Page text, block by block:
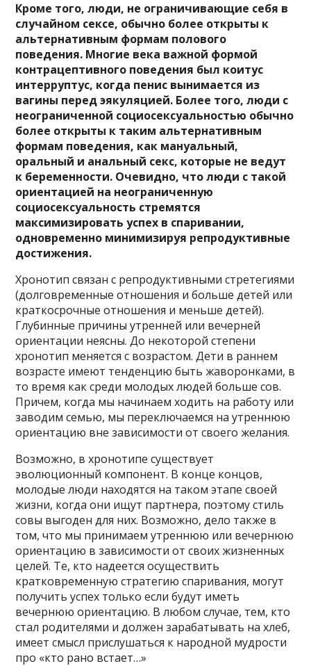
Кроме того, люди, не ограничивающие себя в
случайном сексе, обычно более открыты к
альтернативным формам полового
поведения. Многие века важной формой
контрацептивного поведения был коитус
интерруптус, когда пенис вынимается из
вагины перед эякуляцией. Более того, люди с
неограниченной социосексуальностью обычно
более открыты к таким альтернативным
формам поведения, как мануальный,
оральный и анальный секс, которые не ведут
к беременности. Очевидно, что люди с такой
ориентацией на неограниченную
социосексуальность стремятся
максимизировать успех в спаривании,
одновременно минимизируя репродуктивные
достижения.
Хронотип связан с репродуктивными стретегиями
(долговременные отношения и больше детей или
краткосрочные отношения и меньше детей).
Глубинные причины утренней или вечерней
ориентации неясны. До некоторой степени
хронотип меняется с возрастом. Дети в раннем
возрасте имеют тенденцию быть жаворонками, в
то время как среди молодых людей больше сов.
Причем, когда мы начинаем ходить на работу или
заводим семью, мы переключаемся на утреннюю
ориентацию вне зависимости от своего желания.
Возможно, в хронотипе существует
эволюционный компонент. В конце концов,
молодые люди находятся на таком этапе своей
жизни, когда они ищут партнера, поэтому стиль
совы выгоден для них. Возможно, дело также в
том, что мы принимаем утреннюю или вечернюю
ориентацию в зависимости от своих жизненных
целей. Те, кто надеется осуществить
кратковременную стратегию спаривания, могут
получить успех только если будут иметь
вечернюю ориентацию. В любом случае, тем, кто
стал родителями и должен зарабатывать на хлеб,
имеет смысл прислушаться к народной мудрости
про «кто рано встает…»